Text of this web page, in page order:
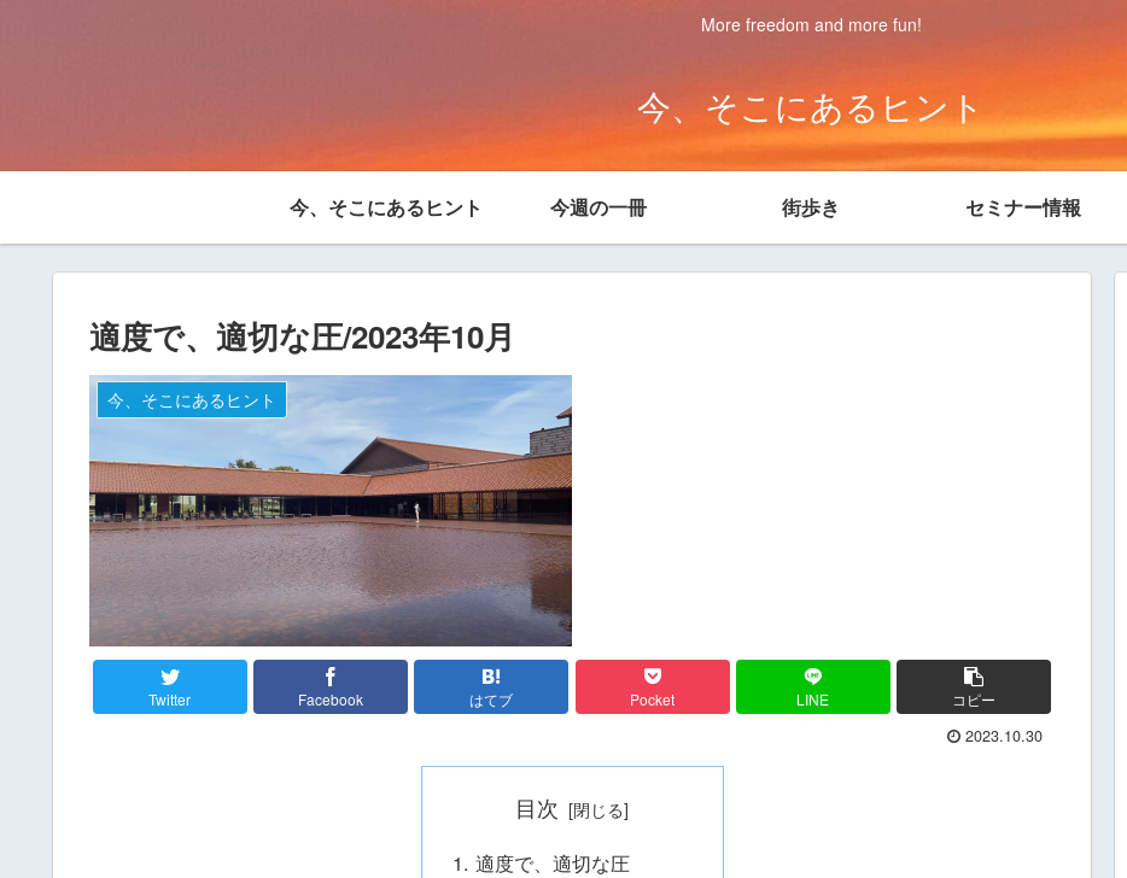
More freedom and more fun!
今、そこにあるヒント
今、そこにあるヒント 今週の一冊 街歩き セミナー情報
適度で、適切な圧/2023年10月
今、そこにあるヒント
Twitter Facebook はてブ Pocket LINE コピー
2023.10.30
目次
適度で、適切な圧